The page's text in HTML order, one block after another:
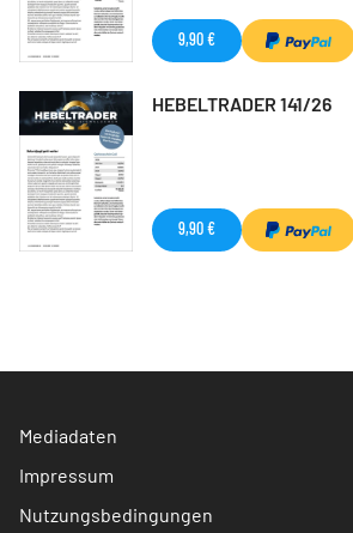
9,90 €
HEBELTRADER 141/26
9,90 €
Mediadaten
Impressum
Nutzungsbedingungen